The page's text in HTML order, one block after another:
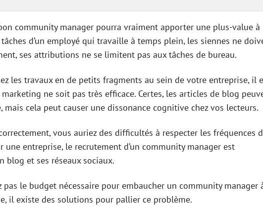
community manager pourra vraiment apporter une plus-value à
d’un employé qui travaille à temps plein, les siennes ne
ses attributions ne se limitent pas aux tâches de bureau.
les travaux en de petits fragments au sein de votre entreprise, il
ne soit pas très efficace. Certes, les articles de blog
cela peut causer une dissonance cognitive chez vos lecteurs.
vous auriez des difficultés à respecter les fréquences
une entreprise, le recrutement d’un community manager est
blog et ses réseaux sociaux.
pas le budget nécessaire pour embaucher un community manager
il existe des solutions pour pallier ce problème.